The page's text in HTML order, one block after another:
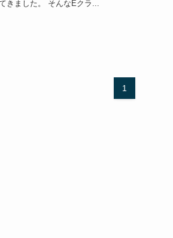
きました。 そんなEクラ...
1